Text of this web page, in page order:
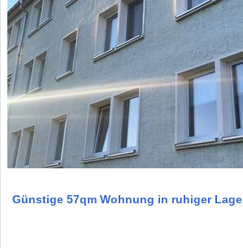
Günstige 57qm Wohnung in ruhiger Lage